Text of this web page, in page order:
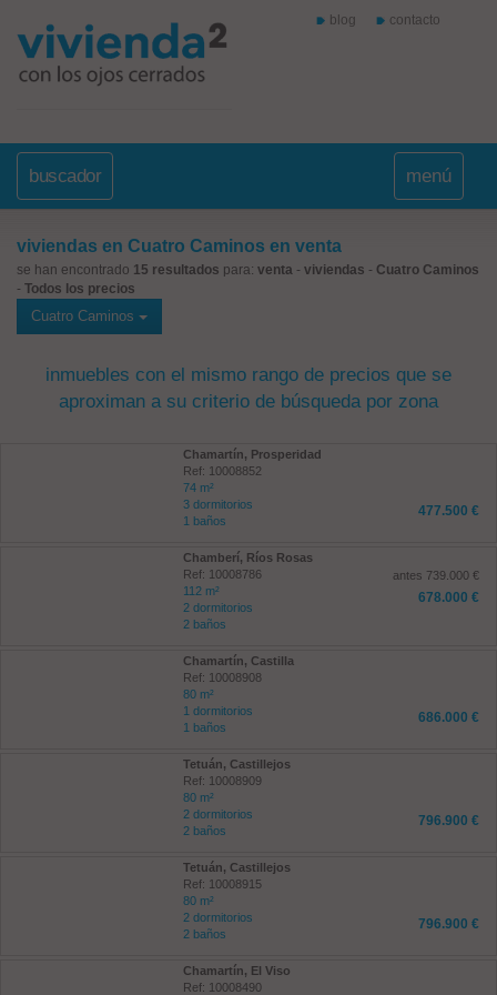
blog contacto
buscador menú
viviendas en Cuatro Caminos en venta
se han encontrado 15 resultados para: venta - viviendas - Cuatro Caminos
- Todos los precios
Cuatro Caminos
inmuebles con el mismo rango de precios que se
aproximan a su criterio de búsqueda por zona
Chamartín, Prosperidad
Ref: 10008852
74 m²
3 dormitorios
1 baños
477.500 €
Chamberí, Ríos Rosas
Ref: 10008786
112 m²
2 dormitorios
2 baños
antes 739.000 €
678.000 €
Chamartín, Castilla
Ref: 10008908
80 m²
1 dormitorios
1 baños
686.000 €
Tetuán, Castillejos
Ref: 10008909
80 m²
2 dormitorios
2 baños
796.900 €
Tetuán, Castillejos
Ref: 10008915
80 m²
2 dormitorios
2 baños
796.900 €
Chamartín, El Viso
Ref: 10008490